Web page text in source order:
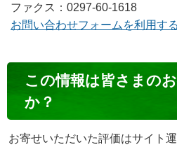
ファクス：0297-60-1618
お問い合わせフォームを利用する
ン
ン
この情報は皆さまの
か？
お寄せいただいた評価はサイト